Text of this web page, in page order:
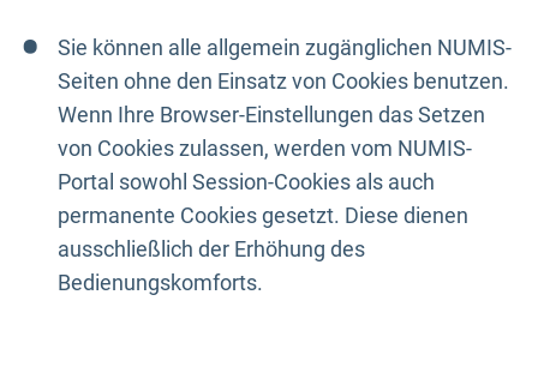
Sie können alle allgemein zugänglichen NUMIS-
Seiten ohne den Einsatz von Cookies benutzen.
Wenn Ihre Browser-Einstellungen das Setzen
von Cookies zulassen, werden vom NUMIS-
Portal sowohl Session-Cookies als auch
permanente Cookies gesetzt. Diese dienen
ausschließlich der Erhöhung des
Bedienungskomforts.